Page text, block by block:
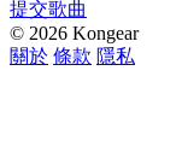
提交歌曲
© 2026 Kongear
關於 條款 隱私